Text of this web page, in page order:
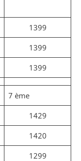
1399
1399
1399
7 ème
1429
1420
1299